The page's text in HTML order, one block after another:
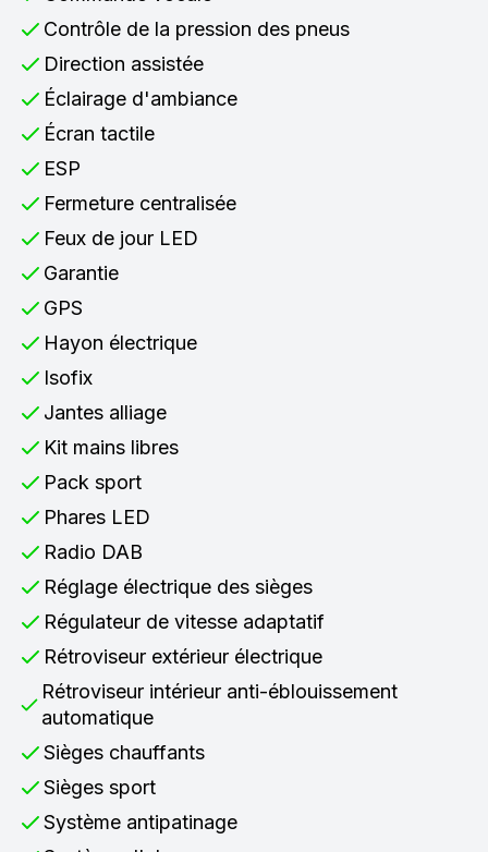
Contrôle de la pression des pneus
Direction assistée
Éclairage d'ambiance
Écran tactile
ESP
Fermeture centralisée
Feux de jour LED
Garantie
GPS
Hayon électrique
Isofix
Jantes alliage
Kit mains libres
Pack sport
Phares LED
Radio DAB
Réglage électrique des sièges
Régulateur de vitesse adaptatif
Rétroviseur extérieur électrique
Rétroviseur intérieur anti-éblouissement
automatique
Sièges chauffants
Sièges sport
Système antipatinage